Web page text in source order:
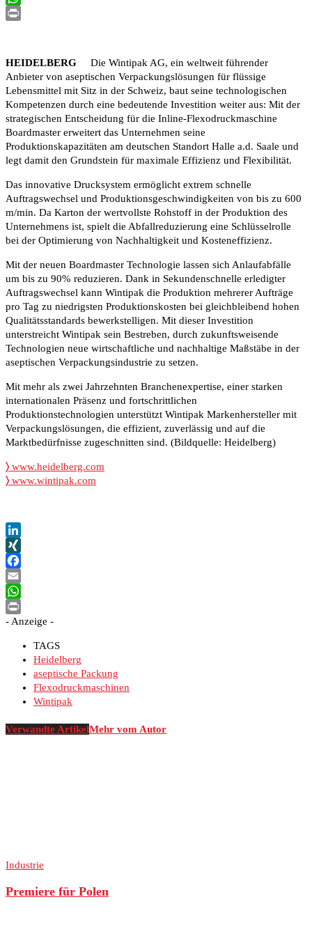
WhatsApp
HEIDELBERG Die Wintipak AG, ein weltweit führender
Anbieter von aseptischen Verpackungslösungen für flüssige
Lebensmittel mit Sitz in der Schweiz, baut seine technologischen
Kompetenzen durch eine bedeutende Investition weiter aus: Mit der
strategischen Entscheidung für die Inline-Flexodruckmaschine
Boardmaster erweitert das Unternehmen seine
Produktionskapazitäten am deutschen Standort Halle a.d. Saale und
legt damit den Grundstein für maximale Effizienz und Flexibilität.
Das innovative Drucksystem ermöglicht extrem schnelle
Auftragswechsel und Produktionsgeschwindigkeiten von bis zu 600
m/min. Da Karton der wertvollste Rohstoff in der Produktion des
Unternehmens ist, spielt die Abfallreduzierung eine Schlüsselrolle
bei der Optimierung von Nachhaltigkeit und Kosteneffizienz.
Mit der neuen Boardmaster Technologie lassen sich Anlaufabfälle
um bis zu 90% reduzieren. Dank in Sekundenschnelle erledigter
Auftragswechsel kann Wintipak die Produktion mehrerer Aufträge
pro Tag zu niedrigsten Produktionskosten bei gleichbleibend hohen
Qualitätsstandards bewerkstelligen. Mit dieser Investition
unterstreicht Wintipak sein Bestreben, durch zukunftsweisende
Technologien neue wirtschaftliche und nachhaltige Maßstäbe in der
aseptischen Verpackungsindustrie zu setzen.
Mit mehr als zwei Jahrzehnten Branchenexpertise, einer starken
internationalen Präsenz und fortschrittlichen
Produktionstechnologien unterstützt Wintipak Markenhersteller mit
Verpackungslösungen, die effizient, zuverlässig und auf die
Marktbedürfnisse zugeschnitten sind. (Bildquelle: Heidelberg)
〉 www.heidelberg.com
〉 www.wintipak.com
LinkedIn
XING
Facebook
Email
WhatsApp
Print
- Anzeige -
TAGS
Heidelberg
aseptische Packung
Flexodruckmaschinen
Wintipak
Verwandte ArtikelMehr vom Autor
Industrie
Premiere für Polen